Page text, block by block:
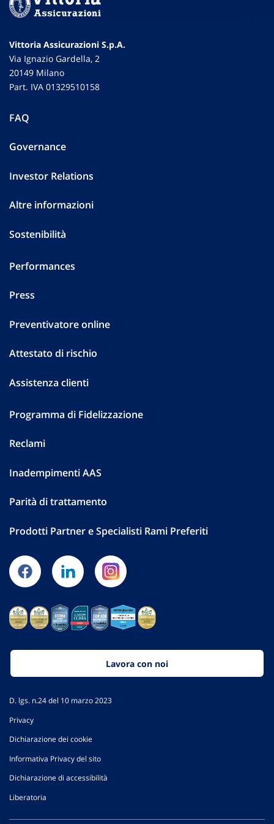
Vittoria Assicurazioni S.p.A.
Via Ignazio Gardella, 2
20149 Milano
Part. IVA 01329510158
FAQ
Governance
Investor Relations
Altre informazioni
Sostenibilità
Performances
Press
Preventivatore online
Attestato di rischio
Assistenza clienti
Programma di Fidelizzazione
Reclami
Inadempimenti AAS
Parità di trattamento
Prodotti Partner e Specialisti Rami Preferiti
Lavora con noi
D. lgs. n.24 del 10 marzo 2023
Privacy
Dichiarazione dei cookie
Informativa Privacy del sito
Dichiarazione di accessibilità
Liberatoria